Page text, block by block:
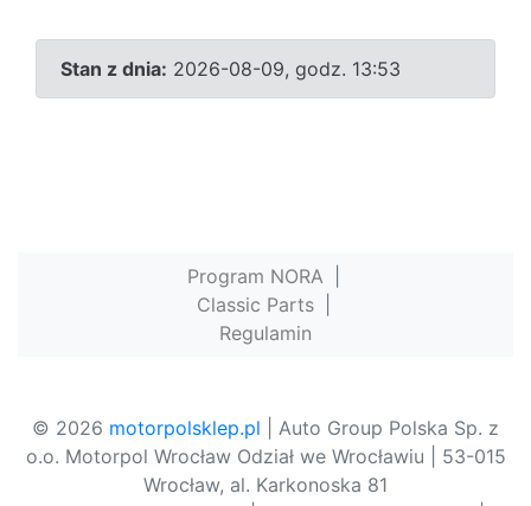
Stan z dnia: 2026-08-09, godz. 13:53
Program NORA
Classic Parts
Regulamin
© 2026 motorpolsklep.pl | Auto Group Polska Sp. z
o.o. Motorpol Wrocław Odział we Wrocławiu | 53-015
Wrocław, al. Karkonoska 81